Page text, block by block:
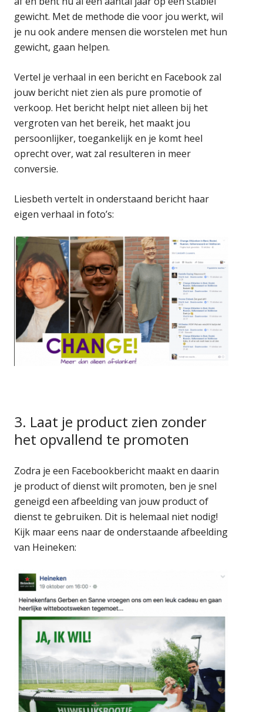
gewicht. Met de methode die voor jou werkt, wil
je nu ook andere mensen die worstelen met hun
gewicht, gaan helpen.
Vertel je verhaal in een bericht en Facebook zal
jouw bericht niet zien als pure promotie of
verkoop. Het bericht helpt niet alleen bij het
vergroten van het bereik, het maakt jou
persoonlijker, toegankelijk en je komt heel
oprecht over, wat zal resulteren in meer
conversie.
Liesbeth vertelt in onderstaand bericht haar
eigen verhaal in foto’s:
3. Laat je product zien zonder
het opvallend te promoten
Zodra je een Facebookbericht maakt en daarin
je product of dienst wilt promoten, ben je snel
geneigd een afbeelding van jouw product of
dienst te gebruiken. Dit is helemaal niet nodig!
Kijk maar eens naar de onderstaande afbeelding
van Heineken: